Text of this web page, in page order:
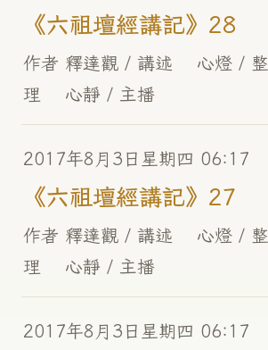
《六祖壇經講記》28
作者 釋達觀 / 講述 心燈 / 整
理 心靜 / 主播
2017年8月3日星期四 06:17
《六祖壇經講記》27
作者 釋達觀 / 講述 心燈 / 整
理 心靜 / 主播
2017年8月3日星期四 06:17